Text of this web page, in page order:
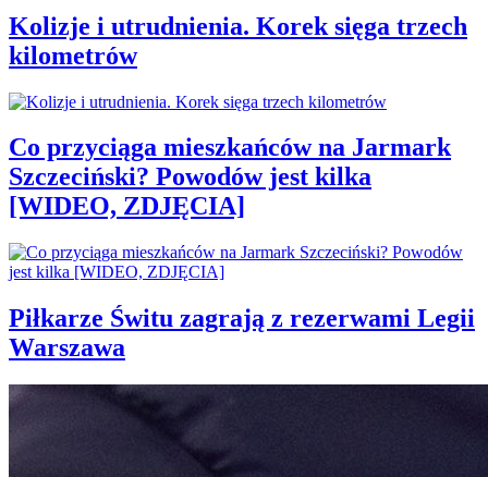
Kolizje i utrudnienia. Korek sięga trzech
kilometrów
Co przyciąga mieszkańców na Jarmark
Szczeciński? Powodów jest kilka
[WIDEO, ZDJĘCIA]
Piłkarze Świtu zagrają z rezerwami Legii
Warszawa